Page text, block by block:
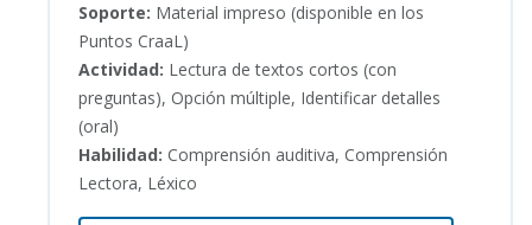
Soporte: Material impreso (disponible en los
Puntos CraaL)
Actividad: Lectura de textos cortos (con
preguntas), Opción múltiple, Identificar detalles
(oral)
Habilidad: Comprensión auditiva, Comprensión
Lectora, Léxico